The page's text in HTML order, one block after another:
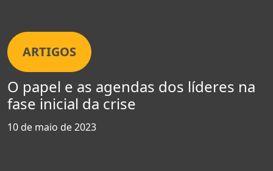
ARTIGOS
O papel e as agendas dos líderes na
fase inicial da crise
10 de maio de 2023